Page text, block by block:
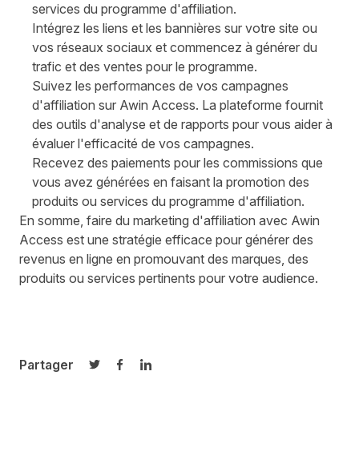
services du programme d'affiliation.
Intégrez les liens et les bannières sur votre site ou
vos réseaux sociaux et commencez à générer du
trafic et des ventes pour le programme.
Suivez les performances de vos campagnes
d'affiliation sur Awin Access. La plateforme fournit
des outils d'analyse et de rapports pour vous aider à
évaluer l'efficacité de vos campagnes.
Recevez des paiements pour les commissions que
vous avez générées en faisant la promotion des
produits ou services du programme d'affiliation.
En somme, faire du marketing d'affiliation avec Awin
Access est une stratégie efficace pour générer des
revenus en ligne en promouvant des marques, des
produits ou services pertinents pour votre audience.
Partager
Partager sur Twitter
Partager sur Facebook
Partager sur LinkedIn